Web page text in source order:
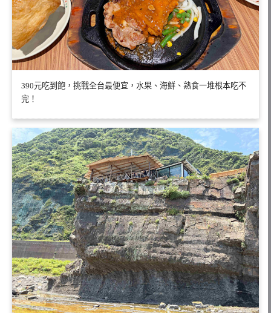
390元吃到飽，挑戰全台最便宜，水果、海鮮、熟食一堆根本吃不
完！